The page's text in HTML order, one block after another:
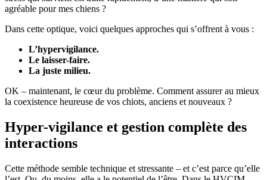
agréable pour mes chiens ?
Dans cette optique, voici quelques approches qui s’offrent à vous :
L’hypervigilance.
Le laisser-faire.
La juste milieu.
OK – maintenant, le cœur du problème. Comment assurer au mieux
la coexistence heureuse de vos chiots, anciens et nouveaux ?
Hyper-vigilance et gestion complète des
interactions
Cette méthode semble technique et stressante – et c’est parce qu’elle